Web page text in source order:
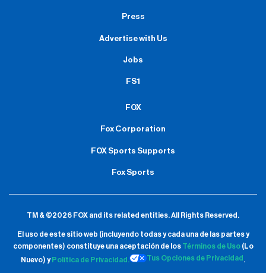
Press
Advertise with Us
Jobs
FS1
FOX
Fox Corporation
FOX Sports Supports
Fox Sports
TM & ©2026 FOX and its related entities.All Rights Reserved.
El uso de este sitio web (incluyendo todas y cada una de las partes y
componentes) constituye una aceptación de los Términos de Uso(Lo
Nuevo) y Política de Privacidad. Tus Opciones de Privacidad .